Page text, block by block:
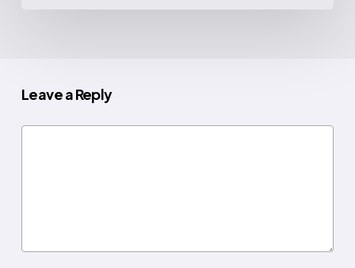
Leave a Reply